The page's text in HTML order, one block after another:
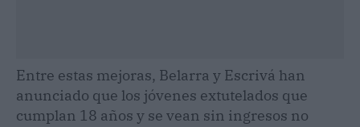
Entre estas mejoras, Belarra y Escrivá han
anunciado que los jóvenes extutelados que
cumplan 18 años y se vean sin ingresos no